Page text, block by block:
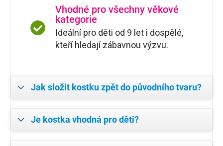
Vhodné pro všechny věkové
kategorie
Ideální pro děti od 9 let i dospělé,
kteří hledají zábavnou výzvu.
Jak složit kostku zpět do původního tvaru?
Je kostka vhodná pro děti?